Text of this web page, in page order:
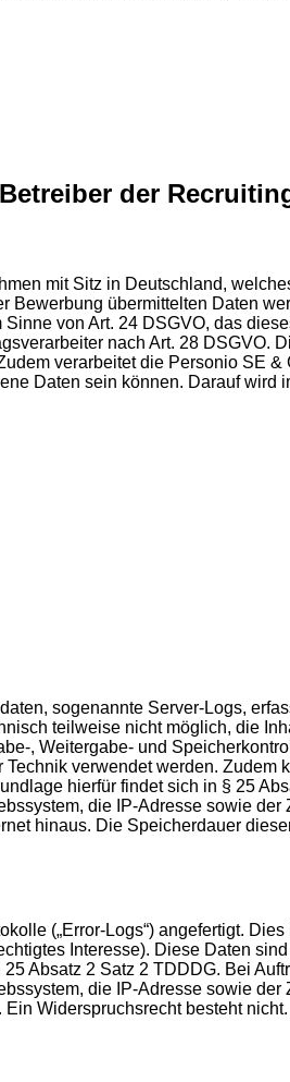
der
mit Sitz in Deutschland,
Bewerbung übermittelten Daten
von Art. 24 DSGVO, das
nach Art. 28 DSGVO.
verarbeitet die Personio SE
Daten sein können. Darauf wird
sogenannte Server-Logs,
teilweise nicht möglich, die
, Weitergabe- und
verwendet werden.
hierfür findet sich in § 25
die IP-Adresse sowie
hinaus. Die Speicherdauer
(„Error-Logs“) angefertigt.
Interesse). Diese Daten
Absatz 2 Satz 2 TDDDG. Bei
die IP-Adresse sowie
Widerspruchsrecht besteht nicht.